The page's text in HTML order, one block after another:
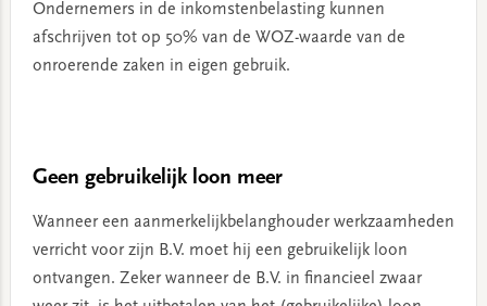
Ondernemers in de inkomstenbelasting kunnen
afschrijven tot op 50% van de WOZ-waarde van de
onroerende zaken in eigen gebruik.
Geen gebruikelijk loon meer
Wanneer een aanmerkelijkbelanghouder werkzaamheden
verricht voor zijn B.V. moet hij een gebruikelijk loon
ontvangen. Zeker wanneer de B.V. in financieel zwaar